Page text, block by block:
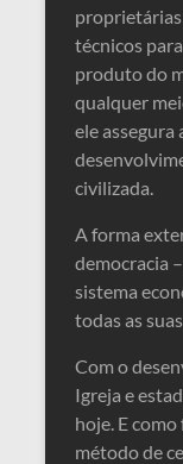
proprietárias
técnicos
produto do
qualquer
ele assegura
civilizada.
A forma
democracia
sistema
todas as
Com o
Igreja e
hoje. E
método de